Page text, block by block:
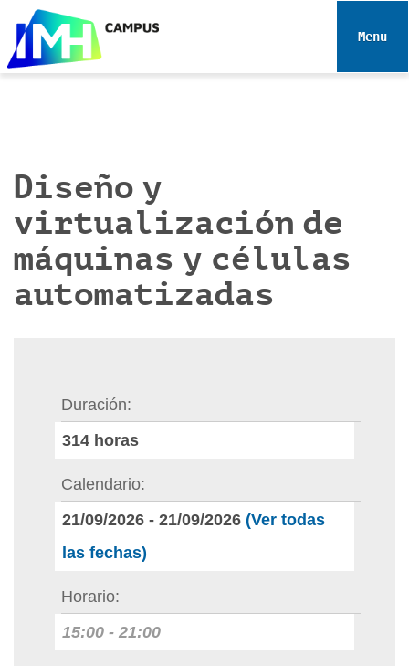
e
Toggle
Diseño y
virtualización de
máquinas y células
automatizadas
Duración
314 horas
Calendario
21/09/2026 - 21/09/2026 (Ver todas
las fechas)
Horario
15:00 - 21:00